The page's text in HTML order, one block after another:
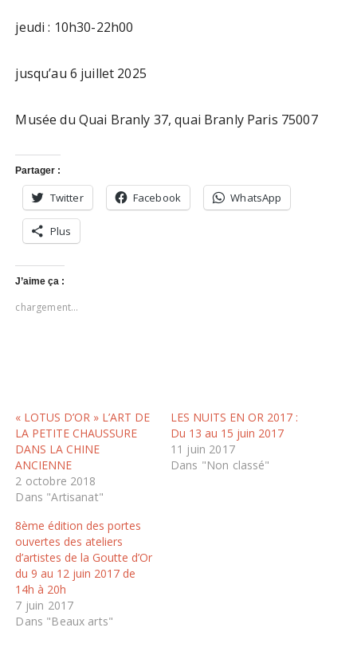
jeudi : 10h30-22h00
jusqu’au 6 juillet 2025
Musée du Quai Branly 37, quai Branly Paris 75007
Partager :
Twitter Facebook WhatsApp
Plus
J’aime ça :
chargement…
« LOTUS D’OR » L’ART DE
LA PETITE CHAUSSURE
DANS LA CHINE
ANCIENNE
2 octobre 2018
Dans "Artisanat"
LES NUITS EN OR 2017 :
Du 13 au 15 juin 2017
11 juin 2017
Dans "Non classé"
8ème édition des portes
ouvertes des ateliers
d’artistes de la Goutte d’Or
du 9 au 12 juin 2017 de
14h à 20h
7 juin 2017
Dans "Beaux arts"